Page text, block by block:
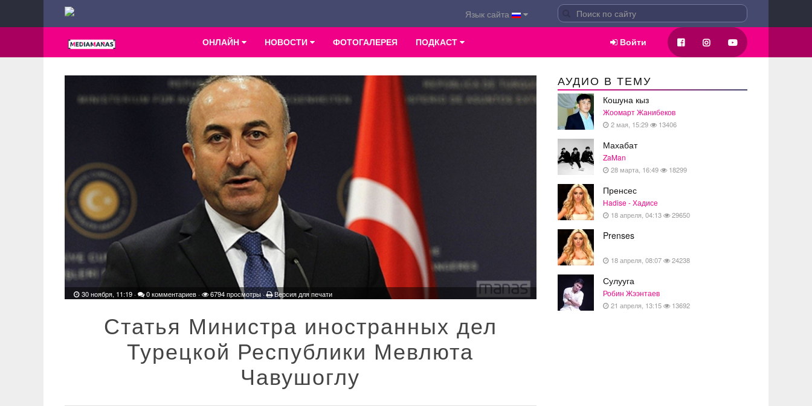
Язык сайта
ОНЛАЙН НОВОСТИ ФОТОГАЛЕРЕЯ ПОДКАСТ Войти
30 ноября, 11:19 · 0 комментариев · 6794 просмотры · Версия для печати
Статья Министра иностранных дел
Турецкой Республики Мевлюта
Чавушоглу
АУДИО В ТЕМУ
Кошуна кыз
Жоомарт Жанибеков
2 мая, 15:29 13406
Махабат
ZaMan
28 марта, 16:49 18299
Пренсес
Hadise - Хадисе
18 апреля, 04:13 29650
Prenses
18 апреля, 08:07 24238
Сулууга
Робин Жээнтаев
21 апреля, 13:15 13692